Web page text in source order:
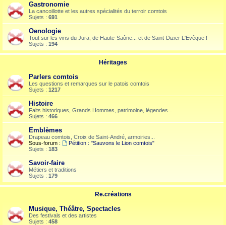
Gastronomie
La cancoillotte et les autres spécialités du terroir comtois
Sujets : 691
Oenologie
Tout sur les vins du Jura, de Haute-Saône... et de Saint-Dizier L'Evêque !
Sujets : 194
Héritages
Parlers comtois
Les questions et remarques sur le patois comtois
Sujets : 1217
Histoire
Faits historiques, Grands Hommes, patrimoine, légendes...
Sujets : 466
Emblèmes
Drapeau comtois, Croix de Saint-André, armoiries...
Sous-forum :
Pétition : "Sauvons le Lion comtois"
Sujets : 183
Savoir-faire
Métiers et traditions
Sujets : 179
Re.créations
Musique, Théâtre, Spectacles
Des festivals et des artistes
Sujets : 458